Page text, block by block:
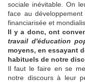
sociale inévitable. On
face au
financiarisée et
Il y a donc, ont
travail d'éducation
moyens, en essayant
habituels de notre
Il faut le faire en se
notre discours à leur